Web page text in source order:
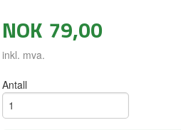
NOK 79,00
inkl. mva.
Antall